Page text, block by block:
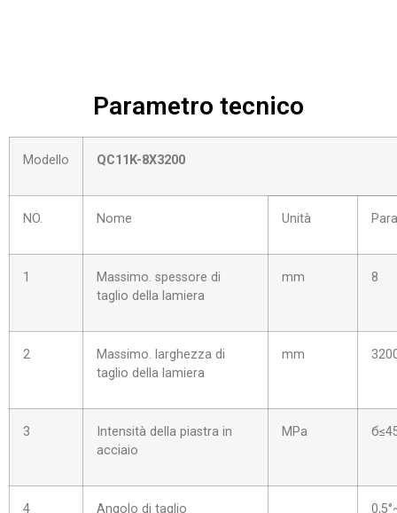
Parametro tecnico
Modello QC11K-8X3200
NO. Nome Unità
1
Massimo. spessore di
taglio della lamiera
mm 8
2
Massimo. larghezza di
taglio della lamiera
mm
3
Intensità della piastra in
acciaio
MPa
4 Angolo di taglio